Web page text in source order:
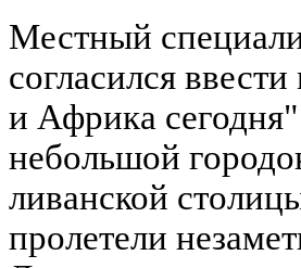
Местный
согласился
и Африка
небольшой
ливанской
пролетели